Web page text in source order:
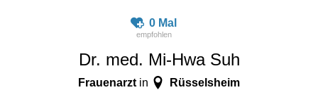
0 Mal
Dr. med. Mi-Hwa Suh
Frauenarzt in Rüsselsheim